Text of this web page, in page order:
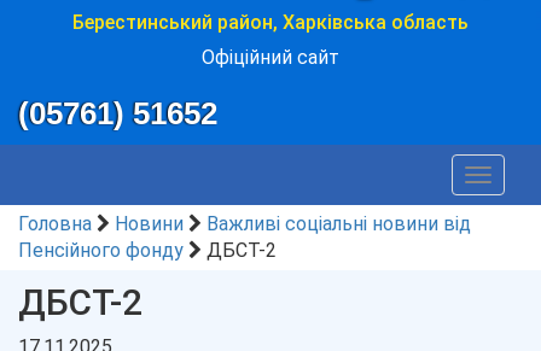
Берестинський район, Харківська область
Офіційний сайт
(05761) 51652
Toggle
Головна
Новини
Важливі соціальні новини від
Пенсійного фонду
ДБСТ-2
ДБСТ-2